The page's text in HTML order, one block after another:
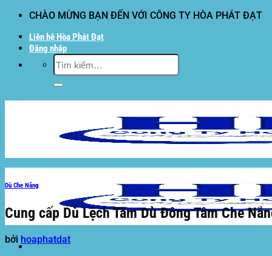
dung
CHÀO MỪNG BẠN ĐẾN VỚI CÔNG TY HÒA PHÁT ĐẠT
Liên hệ Hòa Phát Đạt
Đăng nhập
Tìm
kiếm:
Dù Che Nắng
Cung cấp Dù Lệch Tâm Dù Đông Tâm Che
bởi hoaphatdat